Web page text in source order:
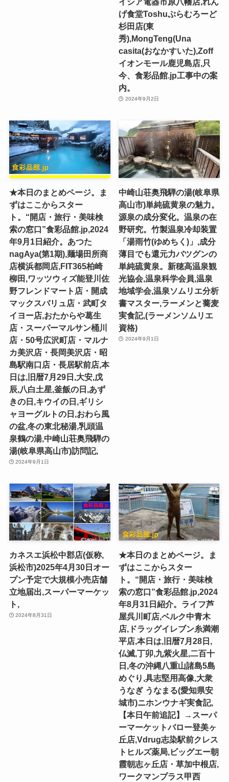
げ食堂Toshuぷらむろーど
杉田店(東
秀),MongTeng(Una
casita(おなかすいた),Zoff
イオンモール鹿児島店,只
今、食彩品館.jp工事中の案
内。
2024年9月2日
★本日のまとめページ。ま
ずはここからスター
ト。“開店・旅行・美味検
索の窓口”食彩品館.jp,2024
年9月1日紹介。あつた
nagAya(第1期),麺場田所商
店横浜都岡店,FIT365柏崎
柳田,ワッツウィズ能登川佐
野フレンドマート店・開成
マックスバリュ店・武町タ
イヨー店,おたからや葛生
店・スーパーマルサン桶川
店・50号広沢町店・マルナ
カ美沢店・長岡美沢店・昭
島駅南口店・長居駅前店,本
日は,旧暦7月29日,大安,戊
辰,八白土星,釜飯の日,あず
きの日,キウイの日,ギリシ
ャヨーグルトの日,おわら風
の盆,冬の東北秘湯,乳頭温
泉鶴の湯,中崎山荘奥飛騨の
湯(岐阜県高山市)訪問記,
2024年9月1日
中崎山荘奥飛騨の湯(岐阜県
高山市)単純硫黄泉の魅力。
源泉の成分変化。温泉の在
野研究。竹製温泉冷却装置
「湯雨竹(ゆめちく)」,成分
薄目でも還元力バツグンの
単純硫黄泉。新穂高温泉観
光協会,温泉科学会員,温泉
地域学会,温泉ソムリエ分析
書マスター,ラーメンと蕎麦
実食記,(ラーメンソムリエ
資格)
2024年9月1日
カネスエ浜松中郡店(仮称,
浜松市)2025年4月30日オー
プン予定で大規模小売店舗
立地届出,スーパーマーケッ
ト,
2024年8月31日
★本日のまとめページ。ま
ずはここからスター
ト。“開店・旅行・美味検
索の窓口”食彩品館.jp,2024
年8月31日紹介。ライフ芦
屋呉川町店,ベルク中青木
店,ドラッグイレブン糸満潮
平店,本日は,旧暦7月28日,
仏滅,丁卯,九紫火星,二百十
日,冬の沖縄八重山諸島5島
めぐり,具志堅用高像,大衆
うなぎ うなまる(愛知県安
城市)ニホンウナギ実食記,
【本日午前追記】→スーパ
ーマーケットバロー登美ヶ
丘店,Vdrug志染駅前クレス
トヒルズ薬局,ビッグエー朝
霞朝志ヶ丘店・草加中根店,
ワークマンプラス甲西